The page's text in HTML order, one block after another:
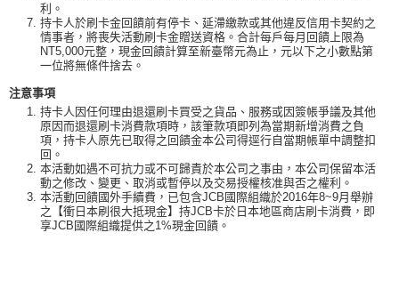
利。
持卡人於刷卡金回饋前有停卡、延滯繳款或其他違反信用卡契約之
情事者，將喪失活動刷卡金贈送資格。合計每戶每月回饋上限為
NT5,000元整，現金回饋計算至新臺幣元為止，元以下之小數點第
一位將無條件捨去。
注意事項
持卡人因任何理由退還刷卡買受之貨品、服務或因簽帳爭議及其他
原因而退還刷卡消費款項時，該筆款項即列為當期新增消費之負
項，持卡人原先已取得之回饋金本公司得逕行自當期帳單中調整扣
回。
本活動如遇不可抗力或不可歸責於本公司之事由，本公司保留本活
動之修改、變更、取消或暫停以及交易授權核准與否之權利。
本活動回饋國外手續費，已包含JCB國際組織於2016年8~9月舉辦
之【衝日本刷很大抵現金】持JCB卡於日本地區商店刷卡消費，即
享JCB國際組織提供之1%現金回饋。